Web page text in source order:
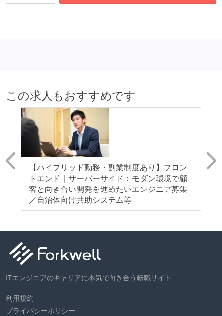
この求人もおすすめです
【ハイブリッド勤務・副業制度あり】フロン
トエンド｜サーバーサイド：モダン環境で顧
客と向き合い開発を進めたいエンジニア募集
／自治体向け共助システム等
ITエンジニアのキャリアに本気で向き合う転職サイト
利用規約
プライバシーポリシー